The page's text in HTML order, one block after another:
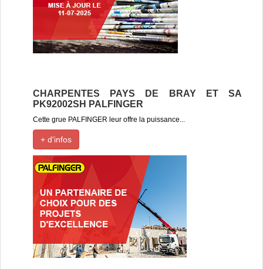
CHARPENTES PAYS DE BRAY ET SA
PK92002SH PALFINGER
Cette grue PALFINGER leur offre la puissance...
+ d'infos